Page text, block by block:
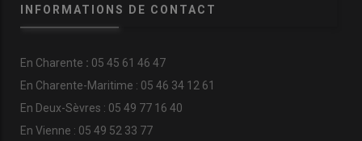
INFORMATIONS DE CONTACT
En Charente : 05 45 61 46 47
En Charente-Maritime : 05 46 34 12 61
En Deux-Sèvres : 05 49 77 16 40
En Vienne : 05 49 52 33 77